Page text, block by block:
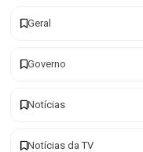
Geral
Governo
Notícias
Notícias da TV